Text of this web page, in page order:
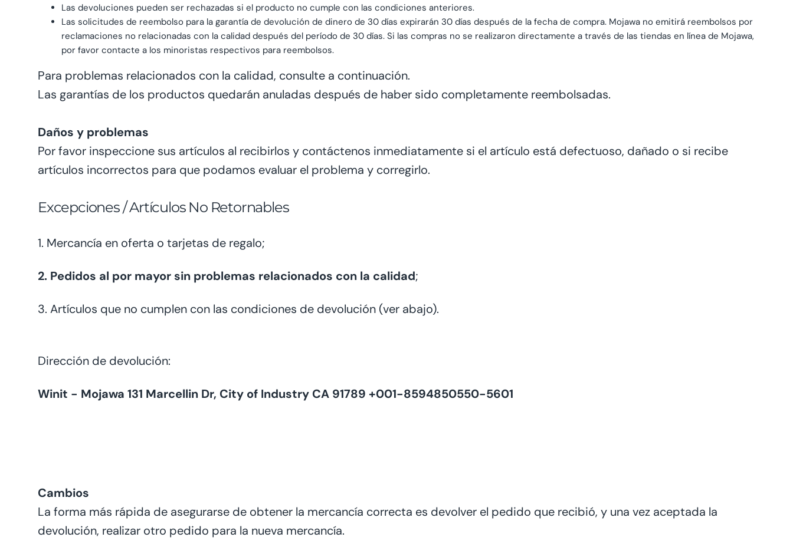
Las devoluciones pueden ser rechazadas si el producto no cumple con las condiciones anteriores.
Las solicitudes de reembolso para la garantía de devolución de dinero de 30 días expirarán 30 días después de la fecha de compra. Mojawa no emitirá reembolsos por
reclamaciones no relacionadas con la calidad después del período de 30 días. Si las compras no se realizaron directamente a través de las tiendas en línea de Mojawa,
por favor contacte a los minoristas respectivos para reembolsos.
Para problemas relacionados con la calidad, consulte a continuación.
Las garantías de los productos quedarán anuladas después de haber sido completamente reembolsadas.
Daños y problemas
Por favor inspeccione sus artículos al recibirlos y contáctenos inmediatamente si el artículo está defectuoso, dañado o si recibe
artículos incorrectos para que podamos evaluar el problema y corregirlo.
Excepciones / Artículos No Retornables
1. Mercancía en oferta o tarjetas de regalo;
2. Pedidos al por mayor sin problemas relacionados con la calidad;
3. Artículos que no cumplen con las condiciones de devolución (ver abajo).
Dirección de devolución:
Winit - Mojawa 131 Marcellin Dr, City of Industry CA 91789 +001-8594850550‬-5601
Cambios
La forma más rápida de asegurarse de obtener la mercancía correcta es devolver el pedido que recibió, y una vez aceptada la
devolución, realizar otro pedido para la nueva mercancía.